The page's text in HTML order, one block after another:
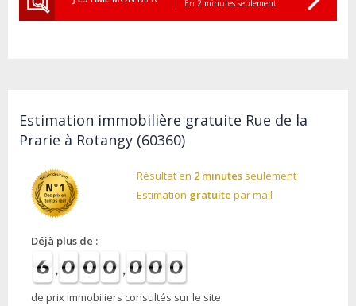
En 2 minutes seulement
Estimation immobilière gratuite Rue de la
Prarie à Rotangy (60360)
Résultat en 2 minutes seulement
Estimation gratuite par mail
Déjà plus de :
de prix immobiliers consultés sur le site